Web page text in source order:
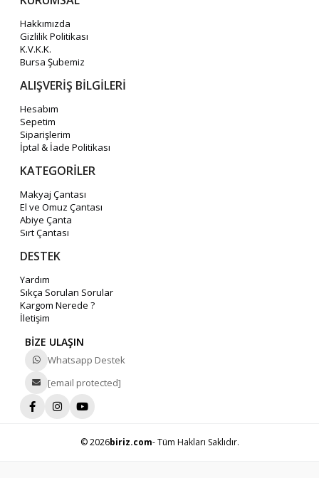
Hakkımızda
Gizlilik Politikası
K.V.K.K.
Bursa Şubemiz
ALIŞVERİŞ BİLGİLERİ
Hesabım
Sepetim
Siparişlerim
İptal & İade Politikası
KATEGORİLER
Makyaj Çantası
El ve Omuz Çantası
Abiye Çanta
Sırt Çantası
DESTEK
Yardım
Sıkça Sorulan Sorular
Kargom Nerede ?
İletişim
BİZE ULAŞIN
Whatsapp Destek
[email protected]
© 2026biriz.com- Tüm Hakları Saklıdır.